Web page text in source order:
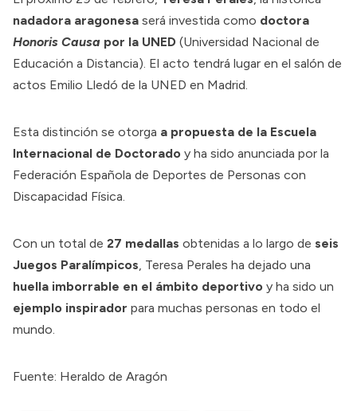
nadadora aragonesa será investida como doctora
Honoris Causa por la UNED (Universidad Nacional de
Educación a Distancia). El acto tendrá lugar en el salón de
actos Emilio Lledó de la UNED en Madrid.
Esta distinción se otorga a propuesta de la Escuela
Internacional de Doctorado y ha sido anunciada por la
Federación Española de Deportes de Personas con
Discapacidad Física.
Con un total de 27 medallas obtenidas a lo largo de seis
Juegos Paralímpicos, Teresa Perales ha dejado una
huella imborrable en el ámbito deportivo y ha sido un
ejemplo inspirador para muchas personas en todo el
mundo.
Fuente: Heraldo de Aragón